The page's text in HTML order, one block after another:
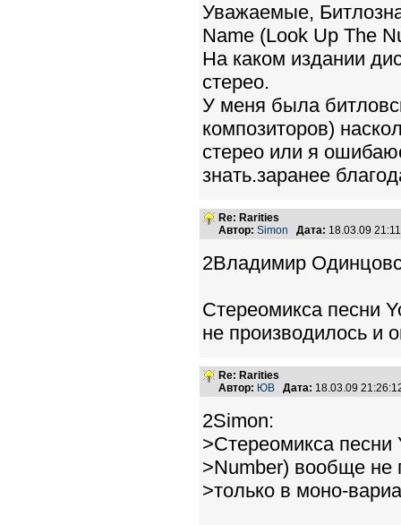
Уважаемые,
Name (Look Up The
На каком издании
стерео.
У меня была
композиторов)
стерео или я
знать.заранее
Re: Rarities
Автор: Simon Дата: 18.03.09
2Владимир
Стереомикса песни
не производилось и
Re: Rarities
Автор: ЮВ Дата: 18.03.09
2Simon:
>Стереомикса песни
>Number) вообще не
>только в моно-